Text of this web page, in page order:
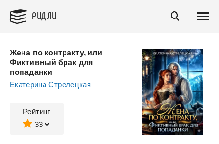
РИДЛИ
Жена по контракту, или
Фиктивный брак для
попаданки
Екатерина Стрелецкая
Рейтинг
33